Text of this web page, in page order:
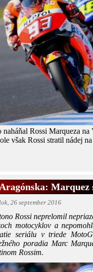
naháňal Rossi Marqueza
však Rossi stratil nádej
Marquez
26 september 2016
Rossi neprelomil
motocyklov a
seriálu v triede
poradia Marc
Rossim.